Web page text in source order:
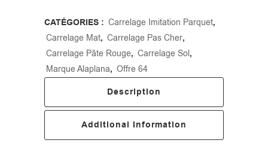
CATÉGORIES : Carrelage Imitation Parquet,
Carrelage Mat, Carrelage Pas Cher,
Carrelage Pâte Rouge, Carrelage Sol,
Marque Alaplana, Offre 64
Description
Additional Information